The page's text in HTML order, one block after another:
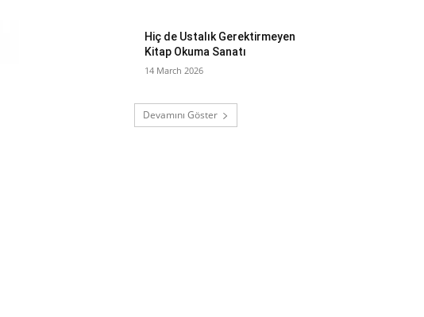
Hiç de Ustalık Gerektirmeyen
Kitap Okuma Sanatı
14 March 2026
Devamını Göster